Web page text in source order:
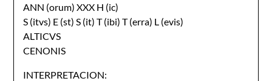
ANN (orum) XXX H (ic)
S (itvs) E (st) S (it) T (ibi) T (erra) L (evis)
ALTICVS
CENONIS
INTERPRETACION: